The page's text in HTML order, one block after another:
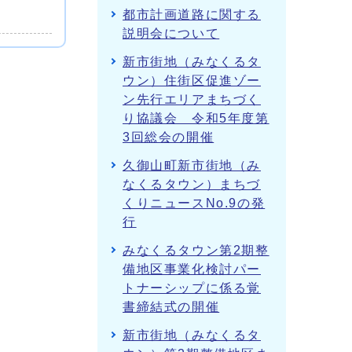
都市計画道路に関する
説明会について
新市街地（みなくるタ
ウン）住街区促進ゾー
ン先行エリアまちづく
り協議会 令和5年度第
3回総会の開催
久御山町新市街地（み
なくるタウン）まちづ
くりニュースNo.9の発
行
みなくるタウン第2期整
備地区事業化検討パー
トナーシップに係る覚
書締結式の開催
新市街地（みなくるタ